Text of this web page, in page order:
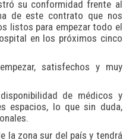
su conformidad frente al
de este contrato que nos
listos para empezar todo el
en los próximos cinco
satisfechos y muy
de médicos y
espacios, lo que sin duda,
la zona sur del país y tendrá